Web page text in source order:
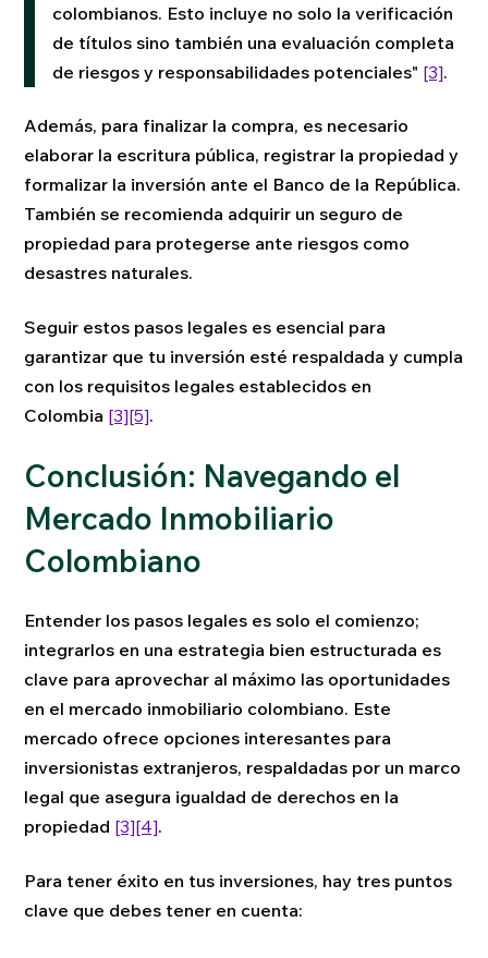
colombianos. Esto incluye no solo la verificación
de títulos sino también una evaluación completa
de riesgos y responsabilidades potenciales" [3].
Además, para finalizar la compra, es necesario
elaborar la escritura pública, registrar la propiedad y
formalizar la inversión ante el Banco de la República.
También se recomienda adquirir un seguro de
propiedad para protegerse ante riesgos como
desastres naturales.
Seguir estos pasos legales es esencial para
garantizar que tu inversión esté respaldada y cumpla
con los requisitos legales establecidos en
Colombia [3][5].
Conclusión: Navegando el
Mercado Inmobiliario
Colombiano
Entender los pasos legales es solo el comienzo;
integrarlos en una estrategia bien estructurada es
clave para aprovechar al máximo las oportunidades
en el mercado inmobiliario colombiano. Este
mercado ofrece opciones interesantes para
inversionistas extranjeros, respaldadas por un marco
legal que asegura igualdad de derechos en la
propiedad [3][4].
Para tener éxito en tus inversiones, hay tres puntos
clave que debes tener en cuenta: